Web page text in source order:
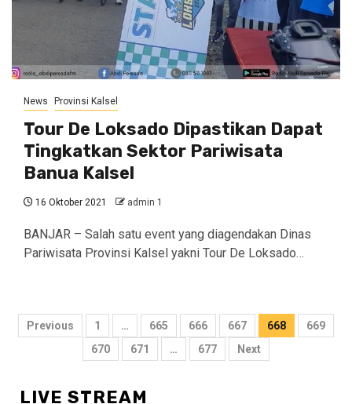
News Provinsi Kalsel
Tour De Loksado Dipastikan Dapat
Tingkatkan Sektor Pariwisata
Banua Kalsel
16 Oktober 2021 admin 1
BANJAR – Salah satu event yang diagendakan Dinas
Pariwisata Provinsi Kalsel yakni Tour De Loksado…
Navigasi
Previous 1 … 665 666 667 668
669
670
671 … 677 Next
LIVE STREAM